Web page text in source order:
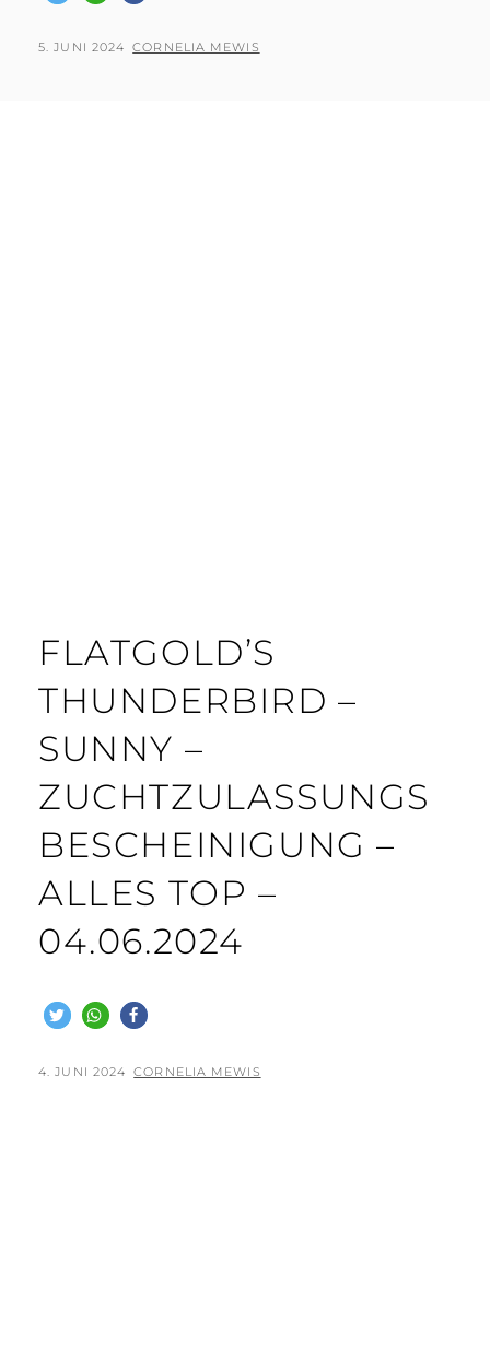
POSTED
5. JUNI 2024 BY
CORNELIA MEWIS
FLATGOLD’S
THUNDERBIRD –
SUNNY –
ZUCHTZULASSUNGS
BESCHEINIGUNG –
ALLES TOP –
04.06.2024
POSTED
4. JUNI 2024 BY
CORNELIA MEWIS